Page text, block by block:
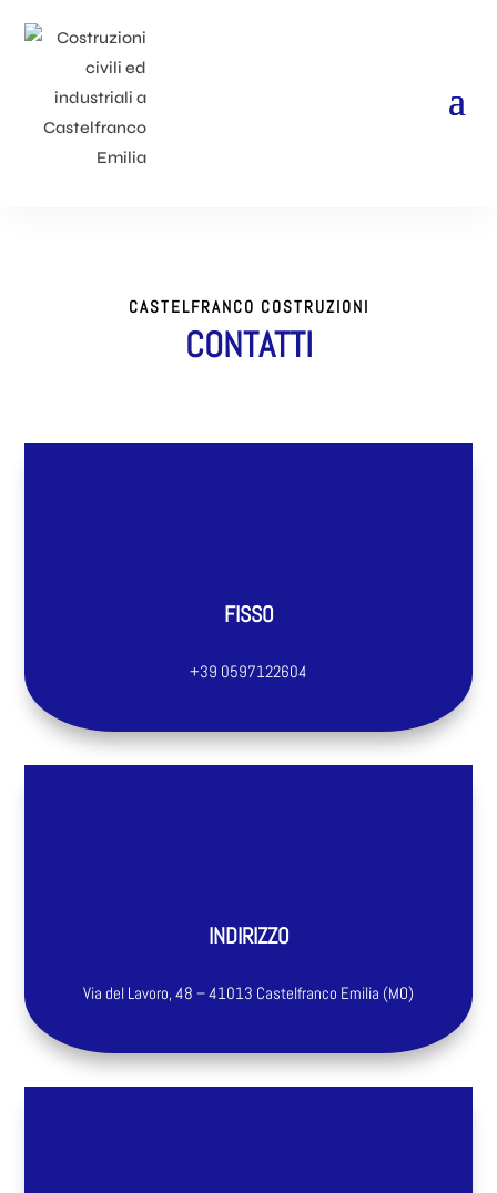
CASTELFRANCO COSTRUZIONI
CONTATTI
FISSO
+39 0597122604
INDIRIZZO
Via del Lavoro, 48 – 41013 Castelfranco Emilia (MO)